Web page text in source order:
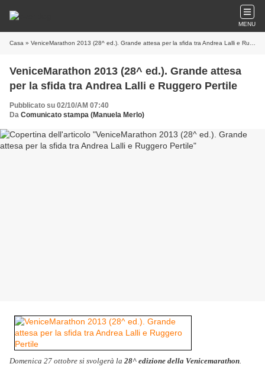
MENU
Casa » VeniceMarathon 2013 (28^ ed.). Grande attesa per la sfida tra Andrea Lalli e Ruggero Pertile
VeniceMarathon 2013 (28^ ed.). Grande attesa
per la sfida tra Andrea Lalli e Ruggero Pertile
Pubblicato su 02/10/AM 07:40
Da Comunicato stampa (Manuela Merlo)
Domenica 27 ottobre si svolgerà la 28^ edizione della Venicemarathon.